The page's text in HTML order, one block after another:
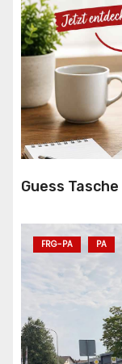
Guess Tasche
FRG-PA PA